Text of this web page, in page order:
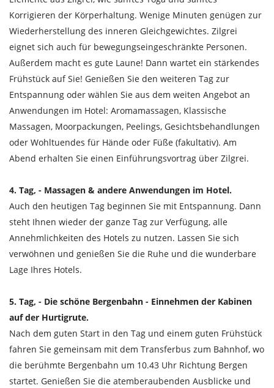
Korrigieren der Körperhaltung. Wenige Minuten genügen zur
Wiederherstellung des inneren Gleichgewichtes. Zilgrei
eignet sich auch für bewegungseingeschränkte Personen.
Außerdem macht es gute Laune! Dann wartet ein stärkendes
Frühstück auf Sie! Genießen Sie den weiteren Tag zur
Entspannung oder wählen Sie aus dem weiten Angebot an
Anwendungen im Hotel: Aromamassagen, Klassische
Massagen, Moorpackungen, Peelings, Gesichtsbehandlungen
oder Wohltuendes für Hände oder Füße (fakultativ). Am
Abend erhalten Sie einen Einführungsvortrag über Zilgrei.
4. Tag, - Massagen & andere Anwendungen im Hotel.
Auch den heutigen Tag beginnen Sie mit Entspannung. Dann
steht Ihnen wieder der ganze Tag zur Verfügung, alle
Annehmlichkeiten des Hotels zu nutzen. Lassen Sie sich
verwöhnen und genießen Sie die Ruhe und die wunderbare
Lage Ihres Hotels.
5. Tag, - Die schöne Bergenbahn - Einnehmen der Kabinen
auf der Hurtigrute.
Nach dem guten Start in den Tag und einem guten Frühstück
fahren Sie gemeinsam mit dem Transferbus zum Bahnhof, wo
die berühmte Bergenbahn um 10.43 Uhr Richtung Bergen
startet. Genießen Sie die atemberaubenden Ausblicke und